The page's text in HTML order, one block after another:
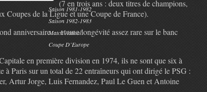
Saison 1981-1982
Saison 1982-1983
Match Amical
Coupe D’Europe
(7 en trois ans : deux titres de champions,
Coupes de la Ligue et une Coupe de France).
anniversaire… et une longévité assez rare sur le banc
en première division en 1974, ils ne sont que six à
à Paris sur un total de 22 entraîneurs qui ont dirigé le PSG :
Artur Jorge, Luis Fernandez, Paul Le Guen et Antoine